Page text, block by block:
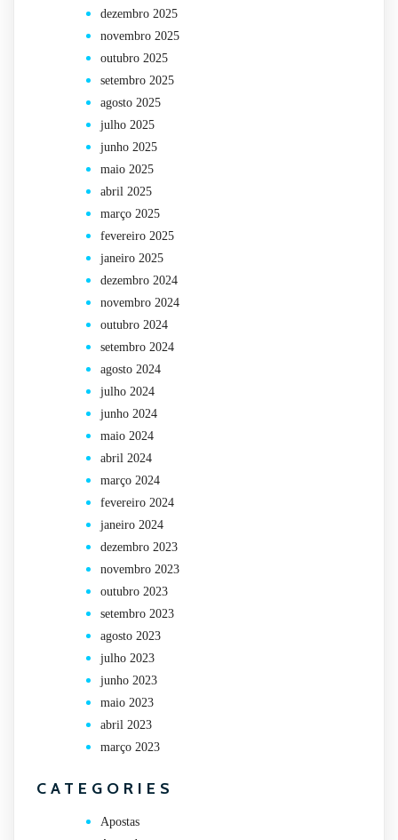
dezembro 2025
novembro 2025
outubro 2025
setembro 2025
agosto 2025
julho 2025
junho 2025
maio 2025
abril 2025
março 2025
fevereiro 2025
janeiro 2025
dezembro 2024
novembro 2024
outubro 2024
setembro 2024
agosto 2024
julho 2024
junho 2024
maio 2024
abril 2024
março 2024
fevereiro 2024
janeiro 2024
dezembro 2023
novembro 2023
outubro 2023
setembro 2023
agosto 2023
julho 2023
junho 2023
maio 2023
abril 2023
março 2023
CATEGORIES
Apostas